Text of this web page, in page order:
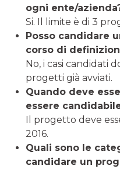
ogni ente/
Si. Il limite è di 3
Posso candidare
corso di
No, i casi candidati
progetti già avviati.
Quando deve
essere
Il progetto deve
2016.
Quali sono le
candidare un